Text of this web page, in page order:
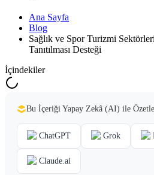
Ana Sayfa
Blog
Sağlık ve Spor Turizmi
Tanıtılması Desteği
İçindekiler
Bu İçeriği Yapay Zekâ (AI) ile
ChatGPT Grok
Claude.ai